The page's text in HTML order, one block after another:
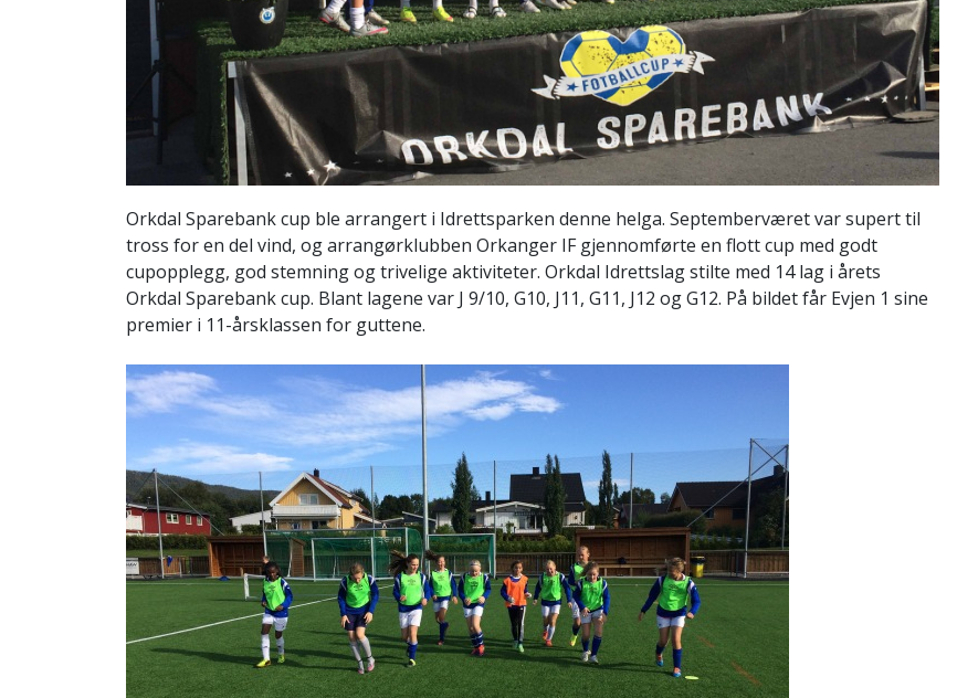
Orkdal Sparebank cup ble arrangert i Idrettsparken denne helga. Septemberværet var supert til
tross for en del vind, og arrangørklubben Orkanger IF gjennomførte en flott cup med godt
cupopplegg, god stemning og trivelige aktiviteter. Orkdal Idrettslag stilte med 14 lag i årets
Orkdal Sparebank cup. Blant lagene var J 9/10, G10, J11, G11, J12 og G12. På bildet får Evjen 1 sine
premier i 11-årsklassen for guttene.